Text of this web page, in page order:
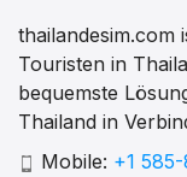
Touristen in
bequemste
Thailand in
Mobile: +1